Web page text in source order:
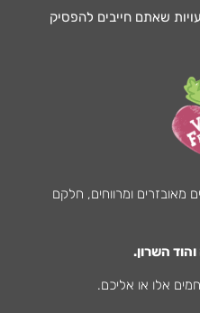
שלכם יוצא תפל? 3 טעויות שאתם חייבים להפסיק
מאובזרים ומרווחים, חלקם
השרון.
אלו או אליכם.